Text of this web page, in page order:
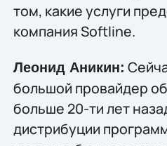
том, какие услуги
компания Softline.
Леонид Аникин:
большой провайдер
больше 20-ти лет
дистрибуции